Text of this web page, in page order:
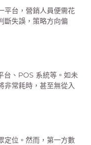
平台，營銷人員便需花
斷失誤，策略方向偏
台、POS 系統等。如未
非常耗時，甚至無從入
定位。然而，第一方數